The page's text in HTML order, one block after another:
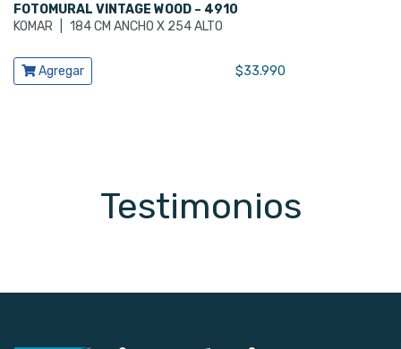
FOTOMURAL VINTAGE WOOD – 4910
KOMAR
184 CM ANCHO X 254 ALTO
Ver producto
Agregar $33.990
Testimonios